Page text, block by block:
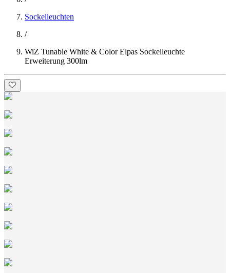
Sockelleuchten
/
WiZ Tunable White & Color Elpas Sockelleuchte
Erweiterung 300lm